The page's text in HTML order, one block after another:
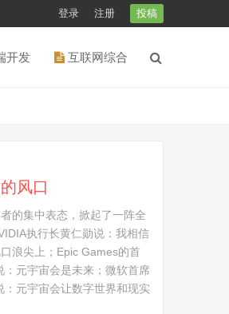
登录 注册 投稿
开发 互联网综合
风口
的集中表态，掀起了一阵全
执行长黄仁勋说：我相信
浪尖上；Epic Games的首
：元宇宙会是未来；微软首席
：元宇宙会让数字世界和现实